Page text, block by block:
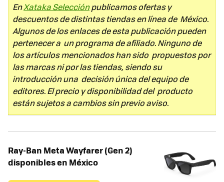
EnXataka Selecciónpublicamos ofertas y
descuentos de distintas tiendas en línea de México.
Algunos de los enlaces de esta publicación pueden
pertenecer a un programa de afiliado. Ninguno de
los artículos mencionados han sido propuestos por
las marcas ni por las tiendas, siendo su
introducción una decisión única del equipo de
editores. El precio y disponibilidad del producto
están sujetos a cambios sin previo aviso.
Ray-Ban Meta Wayfarer (Gen 2)
disponibles en México